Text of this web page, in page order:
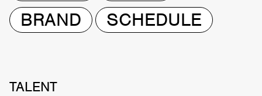
BRAND
SCHEDULE
TALENT